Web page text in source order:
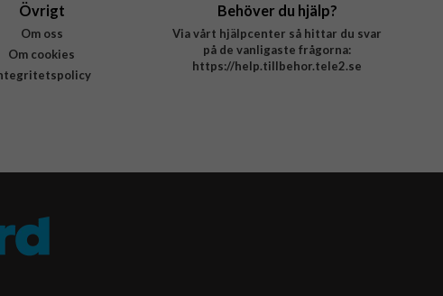
Övrigt
Om oss
Om cookies
Behöver du hjälp?
Via vårt hjälpcenter så hittar du svar
på de vanligaste frågorna:
https://help.tillbehor.tele2.se